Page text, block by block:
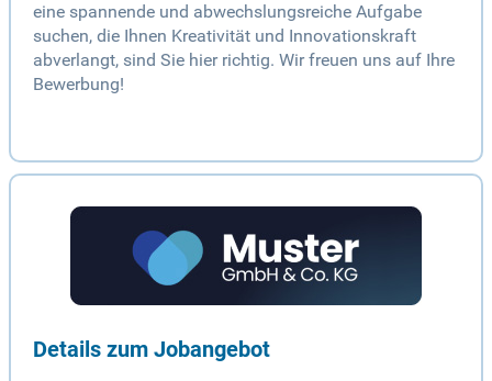
eine spannende und abwechslungsreiche Aufgabe
suchen, die Ihnen Kreativität und Innovationskraft
abverlangt, sind Sie hier richtig. Wir freuen uns auf Ihre
Bewerbung!
Details zum Jobangebot